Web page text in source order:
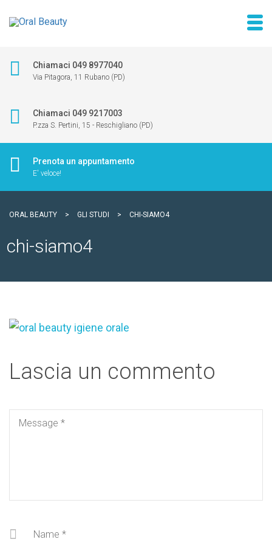
Chiamaci 049 8977040
Via Pitagora, 11 Rubano (PD)
Chiamaci 049 9217003
P.zza S. Pertini, 15 - Reschigliano (PD)
Prenota un appuntamento
E' veloce!
ORAL BEAUTY > GLI STUDI > CHI-SIAMO4
chi-siamo4
Lascia un commento